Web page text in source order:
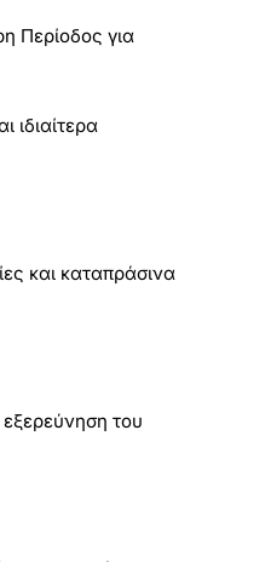
Περίοδος για
ιδιαίτερα
και καταπράσινα
εξερεύνηση του